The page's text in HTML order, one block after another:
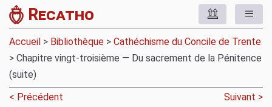
Recatho
Accueil > Bibliothèque > Cathéchisme du Concile de Trente
> Chapitre vingt-troisième — Du sacrement de la Pénitence
(suite)
< Précédent
Suivant >